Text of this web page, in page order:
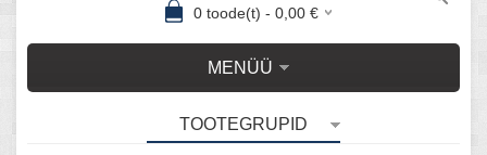
0toode(t) - 0,00€
MENÜÜ
TOOTEGRUPID